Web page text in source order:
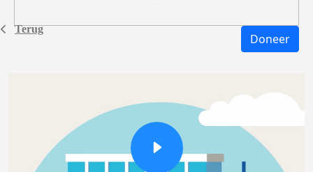
Terug
Doneer